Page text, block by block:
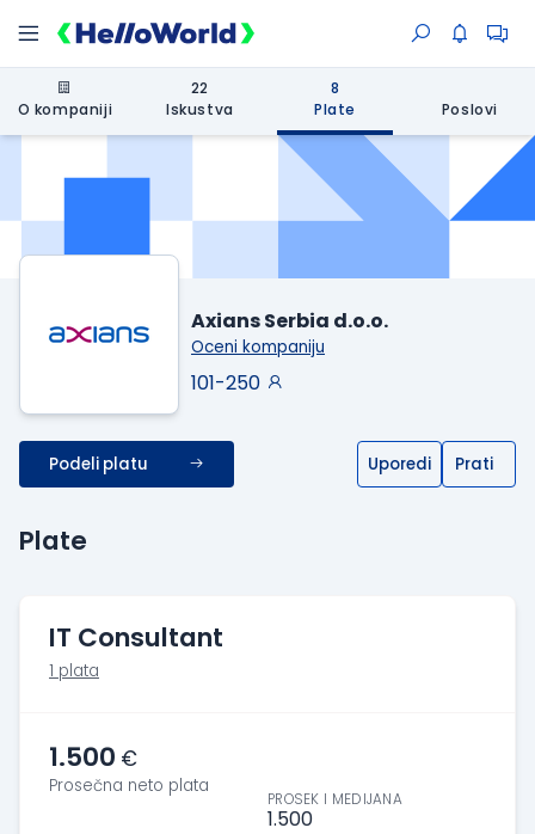
O kompaniji
22
Iskustva
8
Plate
Poslovi
Axians Serbia d.o.o.
Oceni kompaniju
101-250
Podeli platu Uporedi Prati
Plate
IT Consultant
1 plata
1.500 €
Prosečna neto plata
PROSEK I MEDIJANA
1.500